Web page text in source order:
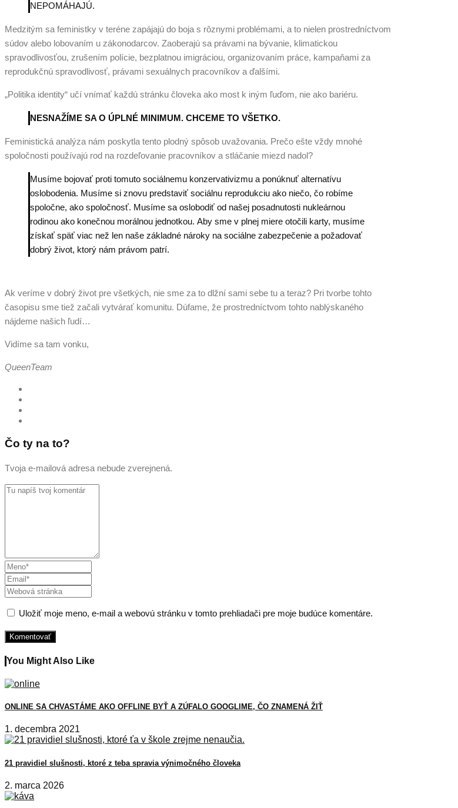
NEPOMÁHAJÚ.
Medzitým sa feministky v teréne zapájajú do boja s rôznymi problémami, a to nielen prostredníctvom
súdov alebo lobovaním u zákonodarcov. Zaoberajú sa právami na bývanie, klimatickou
spravodlivosťou, zrušením polície, bezplatnou imigráciou, organizovaním práce, kampaňami za
reprodukčnú spravodlivosť, právami sexuálnych pracovníkov a ďalšími.
„Politika identity“ učí vnímať každú stránku človeka ako most k iným ľuďom, nie ako bariéru.
NESNAŽÍME SA O ÚPLNÉ MINIMUM. CHCEME TO VŠETKO.
Feministická analýza nám poskytla tento plodný spôsob uvažovania. Prečo ešte vždy mnohé
spoločnosti používajú rod na rozdeľovanie pracovníkov a stláčanie miezd nadol?
Musíme bojovať proti tomuto sociálnemu konzervativizmu a ponúknuť alternatívu
oslobodenia. Musíme si znovu predstaviť sociálnu reprodukciu ako niečo, čo robíme
spoločne, ako spoločnosť. Musíme sa oslobodiť od našej posadnutosti nukleárnou
rodinou ako konečnou morálnou jednotkou. Aby sme v plnej miere otočili karty, musíme
získať späť viac než len naše základné nároky na sociálne zabezpečenie a požadovať
dobrý život, ktorý nám právom patrí.
Ak veríme v dobrý život pre všetkých, nie sme za to dlžní sami sebe tu a teraz? Pri tvorbe tohto
časopisu sme tiež začali vytvárať komunitu. Dúfame, že prostredníctvom tohto nablýskaného
nájdeme našich ľudí…
Vidíme sa tam vonku,
QueenTeam
Čo ty na to?
Tvoja e-mailová adresa nebude zverejnená.
Uložiť moje meno, e-mail a webovú stránku v tomto prehliadači pre moje budúce komentáre.
You Might Also Like
ONLINE SA CHVASTÁME AKO OFFLINE BYŤ A ZÚFALO GOOGLIME, ČO ZNAMENÁ ŽIŤ
1. decembra 2021
21 pravidiel slušnosti, ktoré z teba spravia výnimočného človeka
2. marca 2026